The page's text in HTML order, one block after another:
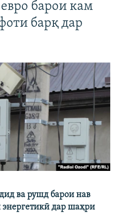
барои кам
барқ дар
ва рушд барои нав
дар шаҳри